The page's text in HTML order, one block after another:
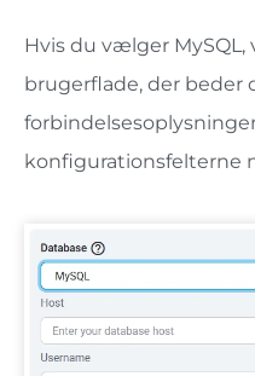
Hvis du vælger MySQL,
brugerflade, der beder
konfigurationsfelterne